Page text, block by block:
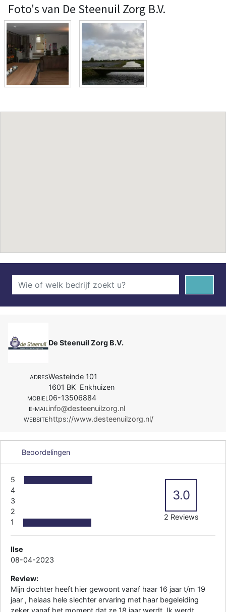
Foto's van De Steenuil Zorg B.V.
De Steenuil Zorg B.V.
ADRESWesteinde 101
1601 BK Enkhuizen
MOBIEL06-13506884
E-MAILinfo@desteenuilzorg.nl
WEBSITEhttps://www.desteenuilzorg.nl/
Beoordelingen
5
4
3
2
1
3.0
2 Reviews
Ilse
08-04-2023
Review:
Mijn dochter heeft hier gewoont vanaf haar 16 jaar t/m 19
jaar , helaas hele slechter ervaring met haar begeleiding
zeker vanaf het moment dat ze 18 jaar werdt. Ik werdt